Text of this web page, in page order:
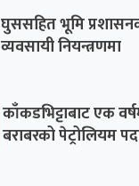
घुससहित भूमि
व्यवसायी नियन्त्रणमा
काँकडभिट्टाबाट एक
बराबरको पेट्रोलियम